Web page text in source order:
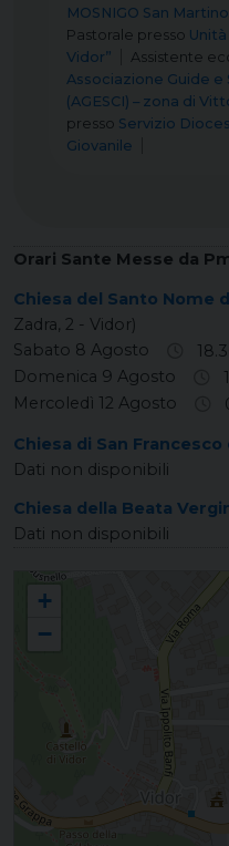
MOSNIGO San
Pastorale presso
Vidor”
Assistente
Associazione Guide
(AGESCI) – zona di
presso Servizio
Giovanile
Orari Sante Messe da
Chiesa del Santo Nome
Zadra, 2 - Vidor)
Sabato 8 Agosto
Domenica 9 Agosto
Mercoledì 12 Agosto
Chiesa di San Francesco
Dati non disponibili
Chiesa della Beata
Dati non disponibili
VIDOR Santo Nome di Maria
+
−